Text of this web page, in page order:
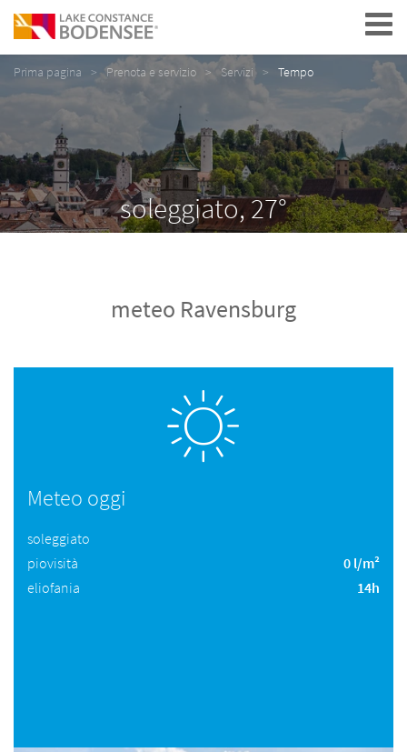
Navigation
Prima pagina Prenota e servizio Servizi Tempo
soleggiato, 27°
meteo Ravensburg
Meteo oggi
soleggiato
piovisità
0 l/m²
eliofania
14h